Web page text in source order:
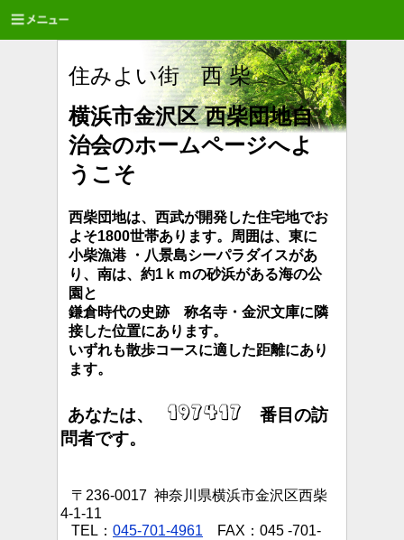
住みよい街 西 柴
横浜市金沢区 西柴団地自
治会のホームページへよ
うこそ
西柴団地は、西武が開発した住宅地でお
よそ1800世帯あります。周囲は、東に
小柴漁港 ・八景島シーパラダイスがあ
り、南は、約1ｋｍの砂浜がある海の公
園と
鎌倉時代の史跡 称名寺・金沢文庫に隣
接した位置にあります。
いずれも散歩コースに適した距離にあり
ます。
あなたは、
番目の訪
問者です。
〒236-0017 神奈川県横浜市金沢区西柴
4-1-11
TEL： 045-701-4961 FAX：045 -701-